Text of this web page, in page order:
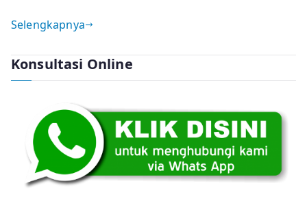
Selengkapnya
Konsultasi Online